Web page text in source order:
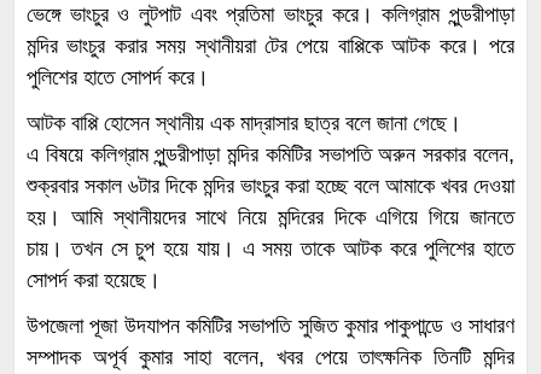
ভেঙ্গে ভাংচুর ও লুটপাট এবং প্রতিমা ভাংচুর করে। কলিগ্রাম পুন্ডরীপাড়া
মন্দির ভাংচুর করার সময় স্থানীয়রা টের পেয়ে বাপ্পিকে আটক করে। পরে
পুলিশের হাতে সোপর্দ করে।
আটক বাপ্পি হোসেন স্থানীয় এক মাদ্রাসার ছাত্র বলে জানা গেছে।
এ বিষয়ে কলিগ্রাম পুন্ডরীপাড়া মন্দির কমিটির সভাপতি অরুন সরকার বলেন,
শুক্রবার সকাল ৬টার দিকে মন্দির ভাংচুর করা হচ্ছে বলে আমাকে খবর দেওয়া
হয়। আমি স্থানীয়দের সাথে নিয়ে মন্দিরের দিকে এগিয়ে গিয়ে জানতে
চায়। তখন সে চুপ হয়ে যায়। এ সময় তাকে আটক করে পুলিশের হাতে
সোপর্দ করা হয়েছে।
উপজেলা পূজা উদযাপন কমিটির সভাপতি সুজিত কুমার পাকুপান্ডে ও সাধারণ
সম্পাদক অপূর্ব কুমার সাহা বলেন, খবর পেয়ে তাৎক্ষনিক তিনটি মন্দির